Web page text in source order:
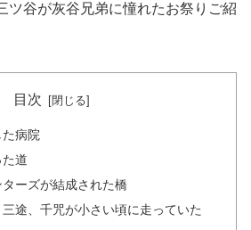
ツ谷が灰谷兄弟に憧れたお祭りご紹
目次
た病院
道
ーズが結成された橋
途、千咒が小さい頃に走っていた